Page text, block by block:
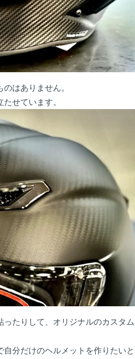
はありません。
せています。
たりして、オリジナルのカスタ
分だけのヘルメットを作りたい